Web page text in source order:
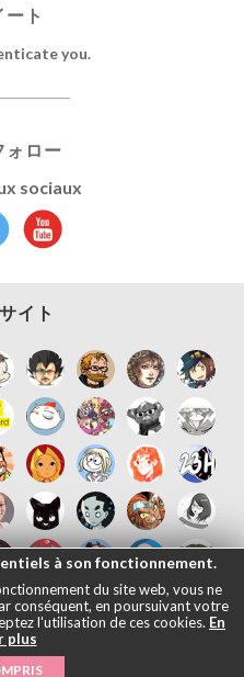
ート
you.
ォロー
sociaux
イト
à son fonctionnement.
du site web, vous ne
conséquent, en poursuivant votre
l'utilisation de ces cookies. En
plus